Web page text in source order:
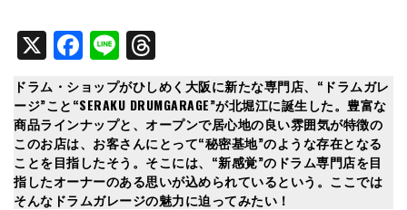
X Facebook
Line
ドラム・ショップがひしめく大阪に新たな専門店、“ドラムガレ
ージ”こと“SERAKU DRUMGARAGE”が北堀江に誕生した。豊富な
商品ラインナップと、オープンで居心地の良い雰囲気が特徴の
このお店は、お客さんにとって“秘密基地”のような存在となる
ことを目指したそう。そこには、“新感覚”のドラム専門店を目
指したオーナーのある思いが込められているという。ここでは
そんなドラムガレージの魅力に迫ってみたい！